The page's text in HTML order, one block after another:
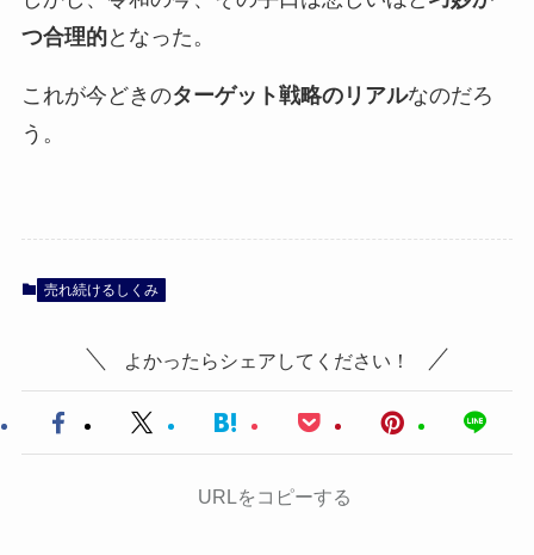
つ合理的となった。
これが今どきのターゲット戦略のリアルなのだろ
う。
売れ続けるしくみ
よかったらシェアしてください！
URLをコピーする